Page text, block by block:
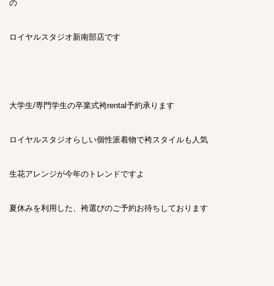
の
ロイヤルスタジオ新南部店です
大学生/専門学生の卒業式袴rental予約承ります
ロイヤルスタジオらしい個性派着物で袴スタイルも人気
生花アレンジが今年のトレンドですよ
夏休みを利用した、袴選びのご予約お待ちしております